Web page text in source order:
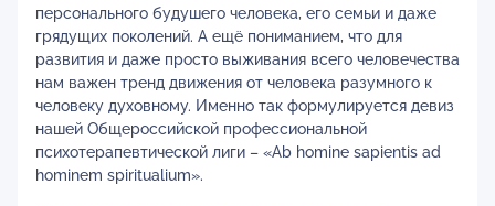
персонального будушего человека, его семьи и даже
грядущих поколений. А ещё пониманием, что для
развития и даже просто выживания всего человечества
нам важен тренд движения от человека разумного к
человеку духовному. Именно так формулируется девиз
нашей Общероссийской профессиональной
психотерапевтической лиги – «Аb homine sapientis ad
hominem spiritualium».